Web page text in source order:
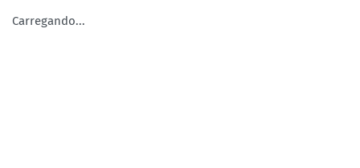
Carregando...